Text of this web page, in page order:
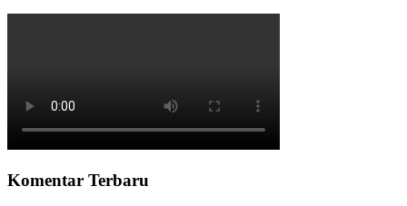
Komentar Terbaru